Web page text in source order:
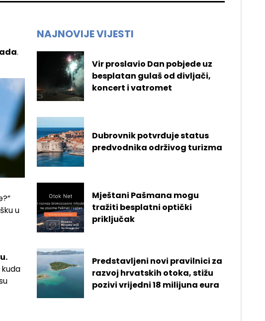
.
u
NAJNOVIJE VIJESTI
Vir proslavio Dan pobjede uz
besplatan gulaš od divljači,
koncert i vatromet
Dubrovnik potvrđuje status
predvodnika održivog turizma
Mještani Pašmana mogu
tražiti besplatni optički
priključak
Predstavljeni novi pravilnici za
razvoj hrvatskih otoka, stižu
pozivi vrijedni 18 milijuna eura